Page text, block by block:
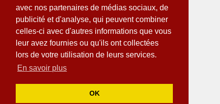
avec nos partenaires de médias sociaux, de
publicité et d'analyse, qui peuvent combiner
celles-ci avec d'autres informations que vous
leur avez fournies ou qu'ils ont collectées
lors de votre utilisation de leurs services.
En savoir plus
OK